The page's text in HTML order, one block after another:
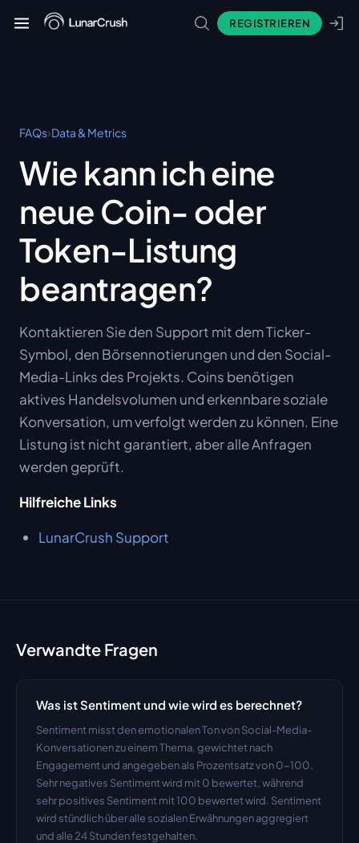
REGISTRIEREN
FAQs›Data & Metrics
Wie kann ich eine
neue Coin- oder
Token-Listung
beantragen?
Kontaktieren Sie den Support mit dem Ticker-
Symbol, den Börsennotierungen und den Social-
Media-Links des Projekts. Coins benötigen
aktives Handelsvolumen und erkennbare soziale
Konversation, um verfolgt werden zu können. Eine
Listung ist nicht garantiert, aber alle Anfragen
werden geprüft.
Hilfreiche Links
LunarCrush Support
Verwandte Fragen
Was ist Sentiment und wie wird es berechnet?
Sentiment misst den emotionalen Ton von Social-Media-
Konversationen zu einem Thema, gewichtet nach
Engagement und angegeben als Prozentsatz von 0-100.
Sehr negatives Sentiment wird mit 0 bewertet, während
sehr positives Sentiment mit 100 bewertet wird. Sentiment
wird stündlich über alle sozialen Erwähnungen aggregiert
und alle 24 Stunden festgehalten.